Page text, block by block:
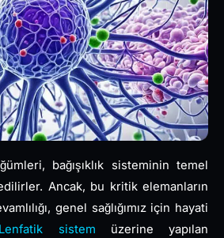
bağışıklık sisteminin temel
Ancak, bu kritik elemanların
genel sağlığımız için hayati
Lenfatik sistem üzerine yapılan